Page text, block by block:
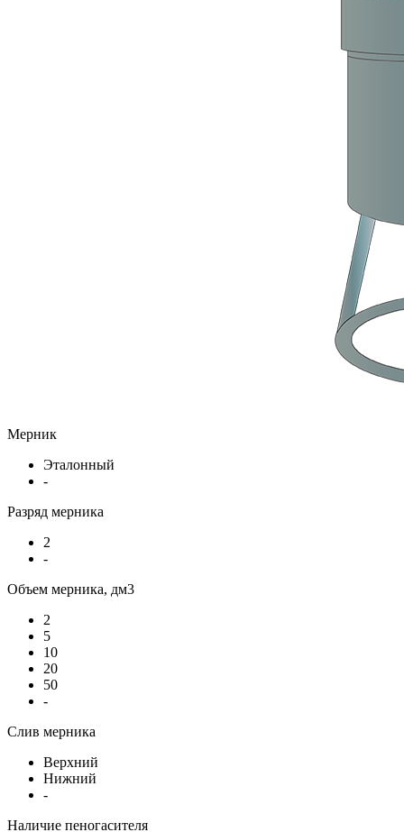
Мерник
Эталонный
-
Разряд мерника
2
-
Объем мерника, дм3
2
5
10
20
50
-
Слив мерника
Верхний
Нижний
-
Наличие пеногасителя